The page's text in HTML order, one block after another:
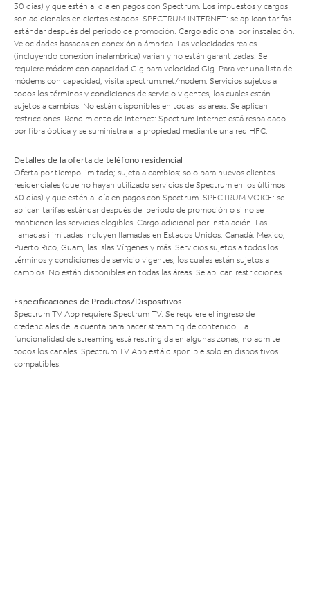
30 días) y que estén al día en pagos con Spectrum. Los impuestos y cargos
son adicionales en ciertos estados. SPECTRUM INTERNET: se aplican tarifas
estándar después del período de promoción. Cargo adicional por instalación.
Velocidades basadas en conexión alámbrica. Las velocidades reales
(incluyendo conexión inalámbrica) varían y no están garantizadas. Se
requiere módem con capacidad Gig para velocidad Gig. Para ver una lista de
módems con capacidad, visita spectrum.net/modem. Servicios sujetos a
todos los términos y condiciones de servicio vigentes, los cuales están
sujetos a cambios. No están disponibles en todas las áreas. Se aplican
restricciones. Rendimiento de Internet: Spectrum Internet está respaldado
por fibra óptica y se suministra a la propiedad mediante una red HFC.
Detalles de la oferta de teléfono residencial
Oferta por tiempo limitado; sujeta a cambios; solo para nuevos clientes
residenciales (que no hayan utilizado servicios de Spectrum en los últimos
30 días) y que estén al día en pagos con Spectrum. SPECTRUM VOICE: se
aplican tarifas estándar después del período de promoción o si no se
mantienen los servicios elegibles. Cargo adicional por instalación. Las
llamadas ilimitadas incluyen llamadas en Estados Unidos, Canadá, México,
Puerto Rico, Guam, las Islas Vírgenes y más. Servicios sujetos a todos los
términos y condiciones de servicio vigentes, los cuales están sujetos a
cambios. No están disponibles en todas las áreas. Se aplican restricciones.
Especificaciones de Productos/Dispositivos
Spectrum TV App requiere Spectrum TV. Se requiere el ingreso de
credenciales de la cuenta para hacer streaming de contenido. La
funcionalidad de streaming está restringida en algunas zonas; no admite
todos los canales. Spectrum TV App está disponible solo en dispositivos
compatibles.